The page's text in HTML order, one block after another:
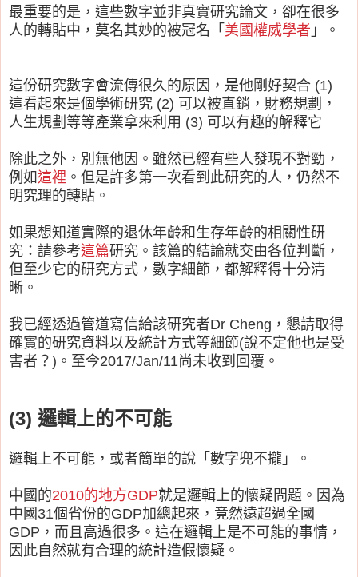
最重要的是，這些數字並非真實研究論文，卻在很多
人的轉貼中，莫名其妙的被冠名「 美國權威學者 」。
這份研究數字會流傳很久的原因，是他剛好契合 (1)
這看起來是個學術研究 (2) 可以被直銷，財務規劃，
人生規劃等等產業拿來利用 (3) 可以有趣的解釋它
除此之外，別無他因。雖然已經有些人發現不對勁，
例如這裡 。但是許多第一次看到此研究的人，仍然不
明究理的轉貼。
如果想知道實際的退休年齡和生存年齡的相關性研
究：請參考這篇研究。該篇的結論就交由各位判斷，
但至少它的研究方式，數字細節，都解釋得十分清
晰。
我已經透過管道寫信給該研究者Dr Cheng，懇請取得
確實的研究資料以及統計方式等細節(說不定他也是受
害者？)。至今2017/Jan/11尚未收到回覆。
(3) 邏輯上的不可能
邏輯上不可能，或者簡單的說「數字兜不攏」。
中國的2010的地方GDP就是邏輯上的懷疑問題。因為
中國31個省份的GDP加總起來，竟然遠超過全國
GDP，而且高過很多。這在邏輯上是不可能的事情，
因此自然就有合理的統計造假懷疑。